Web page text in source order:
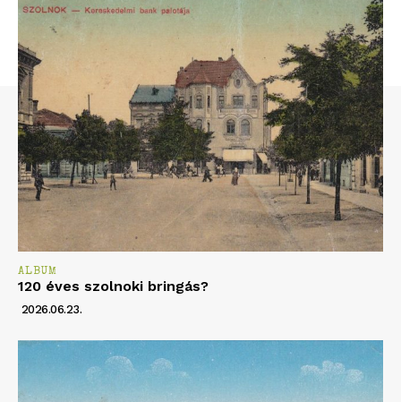
ALBUM
120 éves szolnoki bringás?
2026.06.23.